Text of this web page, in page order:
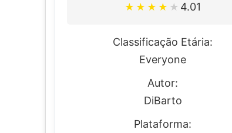
★ ★ ★ ★ ★ 4.01
Classificação Etária:
Everyone
Autor:
DiBarto
Plataforma: